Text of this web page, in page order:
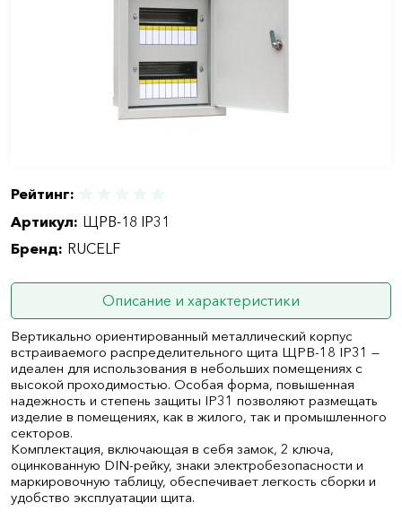
Рейтинг:
Артикул: ЩРВ-18 IP31
Бренд: RUCELF
Описание и характеристики
Вертикально ориентированный металлический корпус
встраиваемого распределительного щита ЩРВ-18 IP31 —
идеален для использования в небольших помещениях с
высокой проходимостью. Особая форма, повышенная
надежность и степень защиты IP31 позволяют размещать
изделие в помещениях, как в жилого, так и промышленного
секторов.
Комплектация, включающая в себя замок, 2 ключа,
оцинкованную DIN-рейку, знаки электробезопасности и
маркировочную таблицу, обеспечивает легкость сборки и
удобство эксплуатации щита.